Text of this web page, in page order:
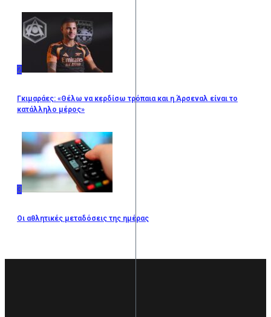
2
Γκιμαράες: «Θέλω να κερδίσω τρόπαια και η Άρσεναλ είναι το
κατάλληλο μέρος»
3
Οι αθλητικές μεταδόσεις της ημέρας